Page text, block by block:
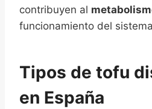
contribuyen al
funcionamiento del
Tipos de tofu
en España